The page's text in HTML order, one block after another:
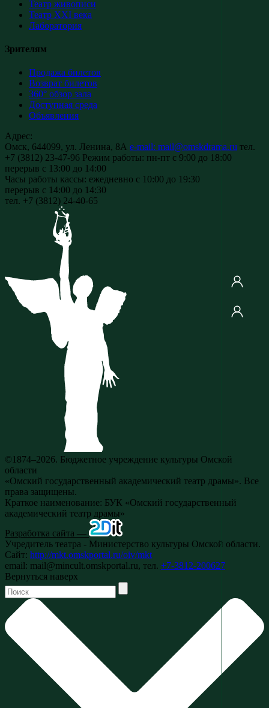
Театр живописи
Театр XXI века
Лаборатория
Зрителям
Продажа билетов
Возврат билетов
360° обзор зала
Доступная среда
Объявления
Адрес:
Омск, 644099, ул. Ленина, 8А e-mail: mail@omskdrama.ru тел.
+7 (3812) 23-47-96 Режим работы: пн-пт с 9:00 до 18:00
перерыв с 13:00 до 14:00
Часы работы кассы: ежедневно с 10:00 до 19:30
перерыв с 14:00 до 14:30
тел. +7 (3812) 24-40-65
©1874–2026. Бюджетное учреждение культуры Омской
области
«Омский государственный академический театр драмы». Все
права защищены.
Краткое наименование: БУК «Омский государственный
академический театр драмы»
Разработка сайта —
Учредитель театра - Министерство культуры Омской области.
Сайт: http://mkt.omskportal.ru/oiv/mkt
email: mail@mincult.omskportal.ru, тел. +7-3812-200627
Вернуться наверх